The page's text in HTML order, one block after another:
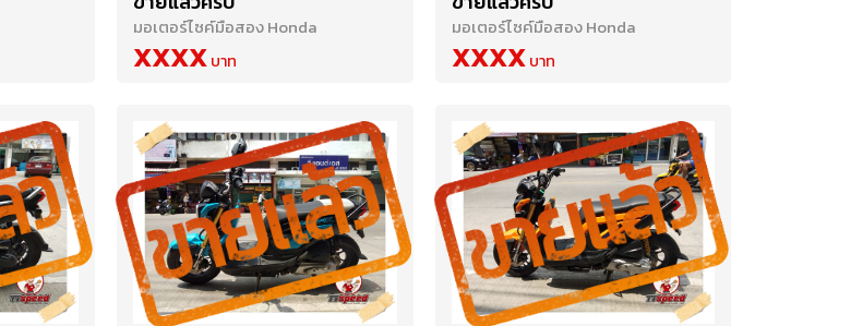
มอเตอร์ไซค์มือสอง Honda
XXXX
มอเตอร์ไซค์มือสอง Honda
XXXX